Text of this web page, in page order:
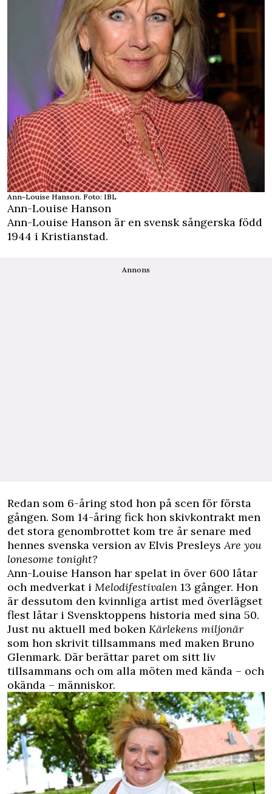
Ann-Louise Hanson. Foto: IBL
Ann-Louise Hanson
Ann-Louise Hanson är en svensk sångerska född
1944 i Kristianstad.
Annons
Redan som 6-åring stod hon på scen för första
gången. Som 14-åring fick hon skivkontrakt men
det stora genombrottet kom tre år senare med
hennes svenska version av Elvis PresleysAre you
lonesome tonight?
Ann-Louise Hanson har spelat in över 600 låtar
och medverkat i Melodifestivalen 13 gånger. Hon
är dessutom den kvinnliga artist med överlägset
flest låtar i Svensktoppens historia med sina 50.
Just nu aktuell med boken Kärlekens miljonär
som hon skrivit tillsammans med maken Bruno
Glenmark. Där berättar paret om sitt liv
tillsammans och om alla möten med kända – och
okända – människor.